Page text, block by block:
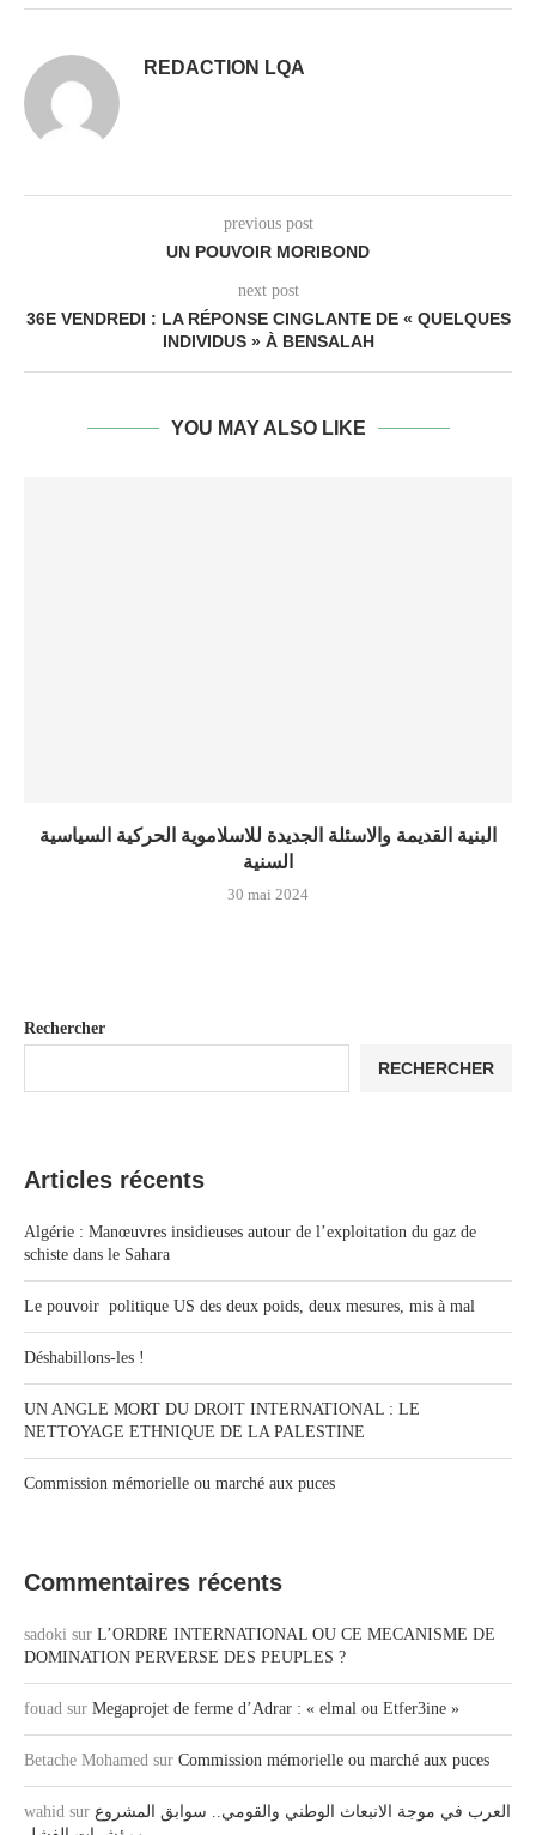
REDACTION LQA
previous post
UN POUVOIR MORIBOND
next post
36E VENDREDI : LA RÉPONSE CINGLANTE DE « QUELQUES
INDIVIDUS » À BENSALAH
YOU MAY ALSO LIKE
البنية القديمة والاسئلة الجديدة للاسلاموية الحركية السياسية
السنية
30 mai 2024
Rechercher
RECHERCHER
Articles récents
Algérie : Manœuvres insidieuses autour de l’exploitation du gaz de
schiste dans le Sahara
Le pouvoir politique US des deux poids, deux mesures, mis à mal
Déshabillons-les !
UN ANGLE MORT DU DROIT INTERNATIONAL : LE
NETTOYAGE ETHNIQUE DE LA PALESTINE
Commission mémorielle ou marché aux puces
Commentaires récents
sadoki sur L’ORDRE INTERNATIONAL OU CE MECANISME DE
DOMINATION PERVERSE DES PEUPLES ?
fouad sur Megaprojet de ferme d’Adrar : « elmal ou Etfer3ine »
Betache Mohamed sur Commission mémorielle ou marché aux puces
wahid sur العرب في موجة الانبعاث الوطني والقومي.. سوابق المشروع